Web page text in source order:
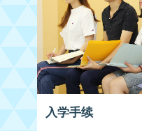
入学手续